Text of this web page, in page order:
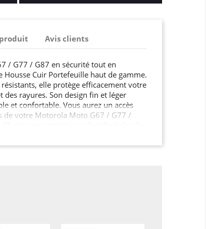
Avis clients
/ G77 / G87 en sécurité tout en
Housse Cuir Portefeuille haut de gamme.
elle protège efficacement votre
des rayures. Son design fin et léger
et confortable. Vous aurez un accès
de votre Motorola Moto G67 / G77 /
Motorola Moto G67 / G77 / G87 tout